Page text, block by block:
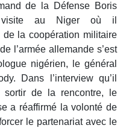
de la Défense Boris
visite au Niger où il
la coopération militaire
l’armée allemande s’est
nigérien, le général
Dans l’interview qu’il
de la rencontre, le
a réaffirmé la volonté de
le partenariat avec le